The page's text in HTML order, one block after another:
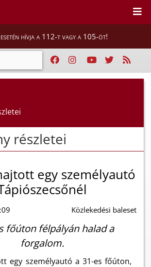
esetén hívja a 112-t vagy a 105-öt!
részletei
egy személyautó
Közlekedési baleset
főúton félpályán halad a
forgalom.
egy személyautó a 31-es főúton,